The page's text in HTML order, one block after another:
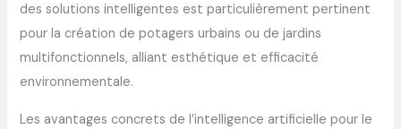
des solutions intelligentes est particulièrement pertinent
pour la création de potagers urbains ou de jardins
multifonctionnels, alliant esthétique et efficacité
environnementale.
Les avantages concrets de l’intelligence artificielle pour le